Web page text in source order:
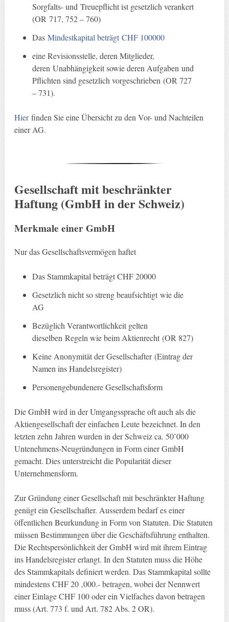
Sorgfalts- und Treuepflicht ist gesetzlich verankert
(OR 717, 752 – 760)
DasMindestkapital beträgt CHF 100000
eine Revisionsstelle, deren Mitglieder,
deren Unabhängigkeit sowie deren Aufgaben und
Pflichten sind gesetzlich vorgeschrieben (OR 727
– 731).
Hierfinden Sie eine Übersicht zu den Vor- und Nachteilen
einer AG.
Gesellschaft mit beschränkter
Haftung (GmbH in der Schweiz)
Merkmale einer GmbH
Nur das Gesellschaftsvermögen haftet
Das Stammkapital beträgt CHF 20000
Gesetzlich nicht so streng beaufsichtigt wie die
AG
Bezüglich Verantwortlichkeit gelten
dieselben Regeln wie beim Aktienrecht (OR 827)
Keine Anonymität der Gesellschafter (Eintrag der
Namen ins Handelsregister)
Personengebundenere Gesellschaftsform
Die GmbH wird in der Umgangssprache oft auch als die
Aktiengesellschaft der einfachen Leute bezeichnet. In den
letzten zehn Jahren wurden in der Schweiz ca. 50’000
Untenehmens-Neugründungen in Form einer GmbH
gemacht. Dies unterstreicht die Popularität dieser
Unternehmensform.
Zur Gründung einer Gesellschaft mit beschränkter Haftung
genügt ein Gesellschafter. Ausserdem bedarf es einer
öffentlichen Beurkundung in Form von Statuten. Die Statuten
müssen Bestimmungen über die Geschäftsführung enthalten.
Die Rechtspersönlichkeit der GmbH wird mit ihrem Eintrag
ins Handelsregister erlangt. In den Statuten muss die Höhe
des Stammkapitals definiert werden. Das Stammkapital sollte
mindestens CHF 20 ‚000.- betragen, wobei der Nennwert
einer Einlage CHF 100 oder ein Vielfaches davon betragen
muss (Art. 773 f. und Art. 782 Abs. 2 OR).